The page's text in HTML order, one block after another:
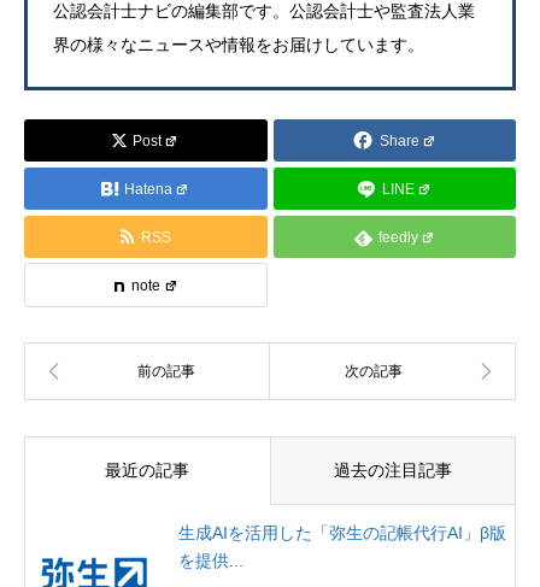
公認会計士ナビの編集部です。公認会計士や監査法人業
界の様々なニュースや情報をお届けしています。
Post Share
Hatena LINE
RSS feedly
note
最近の記事 過去の注目記事
生成AIを活用した「弥生の記帳代行AI」β版
を提供...